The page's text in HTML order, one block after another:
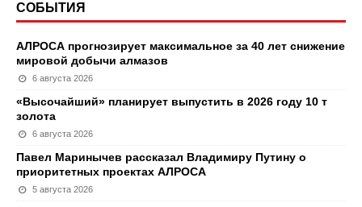
СОБЫТИЯ
АЛРОСА прогнозирует максимальное за 40 лет снижение
мировой добычи алмазов
6 августа 2026
«Высочайший» планирует выпустить в 2026 году 10 т
золота
6 августа 2026
Павел Маринычев рассказал Владимиру Путину о
приоритетных проектах АЛРОСА
5 августа 2026